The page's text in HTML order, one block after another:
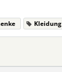
Kleidung